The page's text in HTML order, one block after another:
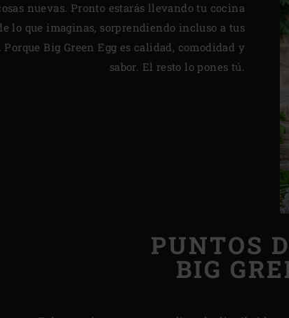
nuevas. Pronto estarás llevando tu cocina
lo que imaginas, sorprendiendo incluso a tus
Big Green Egg es calidad, comodidad y
sabor. El resto lo pones tú.
PUNTOS
BIG